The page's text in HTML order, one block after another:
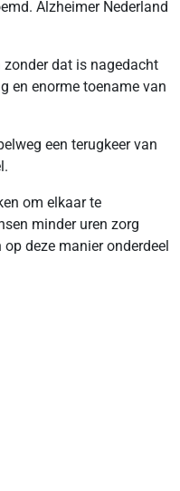
Alzheimer Nederland
zonder dat is nagedacht
en enorme toename van
een terugkeer van
om elkaar te
minder uren zorg
deze manier onderdeel